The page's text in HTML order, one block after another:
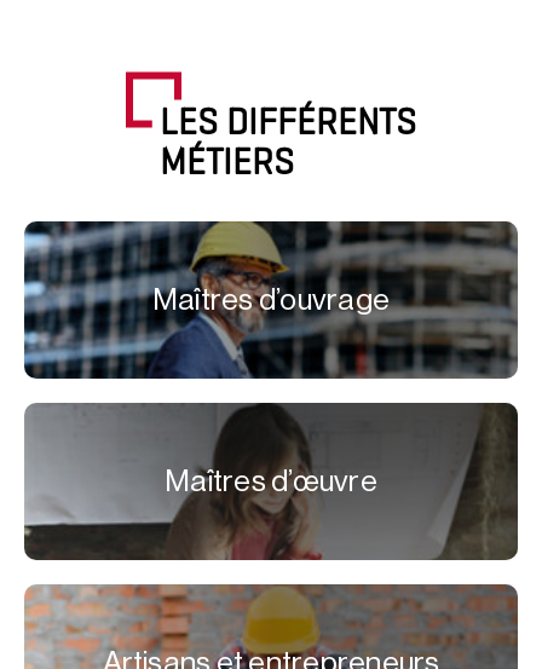
LES DIFFÉRENTS
MÉTIERS
Maîtres d’ouvrage
Maîtres d’œuvre
Artisans et entrepreneurs